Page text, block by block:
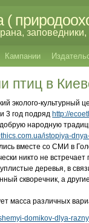
заповедники,
Кампании
птиц в
эколого-
3 год подряд http://
народную
istopiya-
вместе со СМИ в
никто не
деревья, в
скворечник, а
масса различных
domikov-dlya-